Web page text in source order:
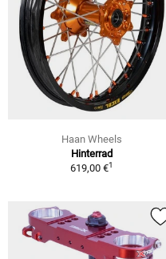
Haan Wheels
Hinterrad
619,00 €1